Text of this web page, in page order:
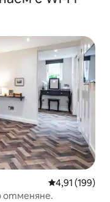
Средна
4,91 (199)
отменяне.